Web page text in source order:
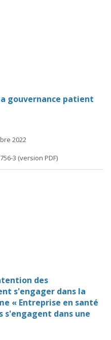
gouvernance patient
2022
3 (version PDF)
des
s'engager dans la
« Entreprise en santé
s'engagent dans une